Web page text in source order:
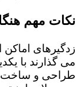
نکات مهم
زدگیرهای اماکن
می گذارند با
طراحی و ساخت